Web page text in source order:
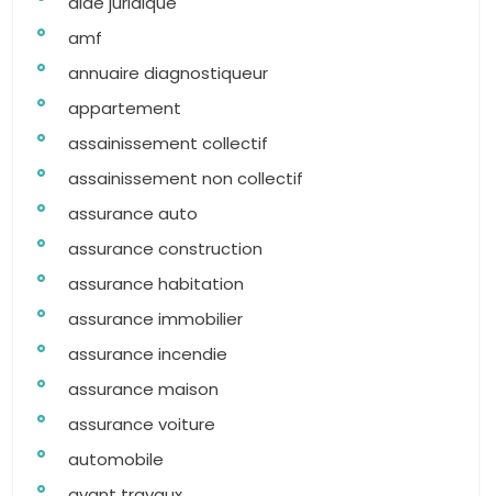
amf
annuaire diagnostiqueur
appartement
assainissement collectif
assainissement non collectif
assurance auto
assurance construction
assurance habitation
assurance immobilier
assurance incendie
assurance maison
assurance voiture
automobile